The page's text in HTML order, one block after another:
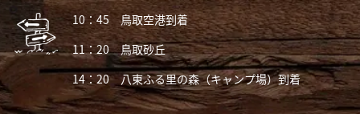
10：45 鳥取空港到着
11：20 鳥取砂丘
14：20 八東ふる里の森（キャンプ場）到着